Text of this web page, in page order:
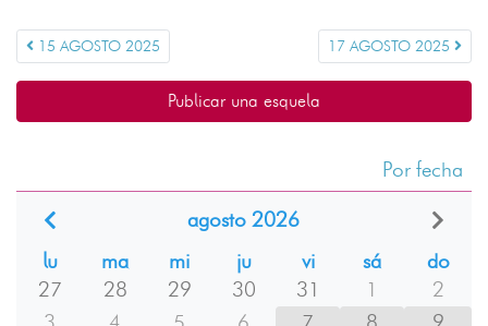
15 AGOSTO 2025 17 AGOSTO 2025
Publicar una esquela
Por fecha
agosto 2026
lu
ma mi ju vi sá
do
27
28 29 30 31 1
2